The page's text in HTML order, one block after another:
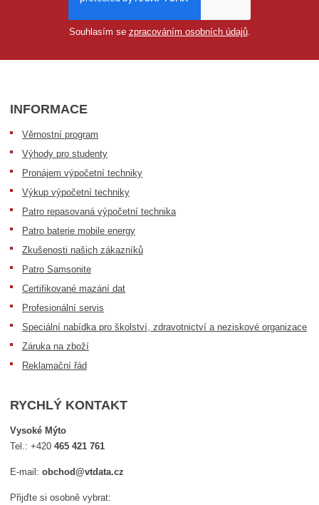
Souhlasím se zpracováním osobních údajů.
INFORMACE
Věrnostní program
Výhody pro studenty
Pronájem výpočetní techniky
Výkup výpočetní techniky
Patro repasovaná výpočetní technika
Patro baterie mobile energy
Zkušenosti našich zákazníků
Patro Samsonite
Certifikované mazání dat
Profesionální servis
Speciální nabídka pro školství, zdravotnictví a neziskové organizace
Záruka na zboží
Reklamační řád
RYCHLÝ KONTAKT
Vysoké Mýto
Tel.:+420465 421 761
E-mail:obchod@vtdata.cz
Přijďte si osobně vybrat: